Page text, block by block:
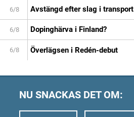
6/8 Avstängd efter slag i transport
6/8 Dopinghärva i Finland?
6/8 Överlägsen i Redén-debut
NU SNACKAS DET OM: